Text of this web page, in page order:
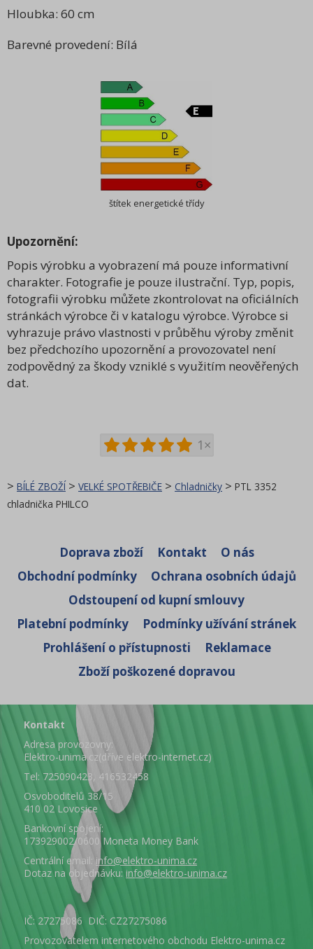
Hloubka: 60 cm
Barevné provedení: Bílá
štítek energetické třídy
Upozornění:
Popis výrobku a vyobrazení má pouze informativní
charakter. Fotografie je pouze ilustrační. Typ, popis,
fotografii výrobku můžete zkontrolovat na oficiálních
stránkách výrobce či v katalogu výrobce. Výrobce si
vyhrazuje právo vlastnosti v průběhu výroby změnit
bez předchozího upozornění a provozovatel není
zodpovědný za škody vzniklé s využitím neověřených
dat.
1×
> BÍLÉ ZBOŽÍ> VELKÉ SPOTŘEBIČE > Chladničky > PTL 3352
chladnička PHILCO
Doprava zboží Kontakt
O nás
Obchodní podmínky
Ochrana osobních údajů
Odstoupení od kupní smlouvy
Platební podmínky
Podmínky užívání stránek
Prohlášení o přístupnosti
Reklamace
Zboží poškozené dopravou
Kontakt
Adresa provozovny:
Elektro-unima.cz(dříve elektro-internet.cz)
Tel: 725090423, 416532458
Osvoboditelů 38/15
410 02 Lovosice
Bankovní spojení:
173929002/0600 Moneta Money Bank
Centrální email: info@elektro-unima.cz
Dotaz na objednávku: info@elektro-unima.cz
IČ: 27275086 DIČ: CZ27275086
Provozovatelem internetového obchodu Elektro-unima.cz